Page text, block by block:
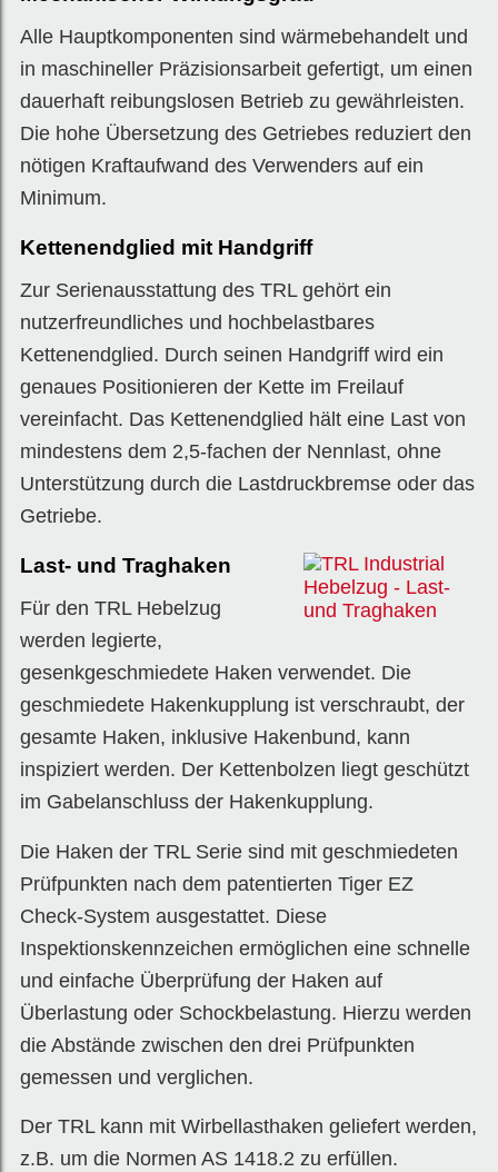
Alle Hauptkomponenten sind wärmebehandelt und
in maschineller Präzisionsarbeit gefertigt, um einen
dauerhaft reibungslosen Betrieb zu gewährleisten.
Die hohe Übersetzung des Getriebes reduziert den
nötigen Kraftaufwand des Verwenders auf ein
Minimum.
Kettenendglied mit Handgriff
Zur Serienausstattung des TRL gehört ein
nutzerfreundliches und hochbelastbares
Kettenendglied. Durch seinen Handgriff wird ein
genaues Positionieren der Kette im Freilauf
vereinfacht. Das Kettenendglied hält eine Last von
mindestens dem 2,5-fachen der Nennlast, ohne
Unterstützung durch die Lastdruckbremse oder das
Getriebe.
Last- und Traghaken
Für den TRL Hebelzug
werden legierte,
gesenkgeschmiedete Haken verwendet. Die
geschmiedete Hakenkupplung ist verschraubt, der
gesamte Haken, inklusive Hakenbund, kann
inspiziert werden. Der Kettenbolzen liegt geschützt
im Gabelanschluss der Hakenkupplung.
Die Haken der TRL Serie sind mit geschmiedeten
Prüfpunkten nach dem patentierten Tiger EZ
Check-System ausgestattet. Diese
Inspektionskennzeichen ermöglichen eine schnelle
und einfache Überprüfung der Haken auf
Überlastung oder Schockbelastung. Hierzu werden
die Abstände zwischen den drei Prüfpunkten
gemessen und verglichen.
Der TRL kann mit Wirbellasthaken geliefert werden,
z.B. um die Normen AS 1418.2 zu erfüllen.